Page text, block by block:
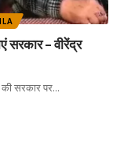
सरकार – वीरेंद्र
की सरकार पर…